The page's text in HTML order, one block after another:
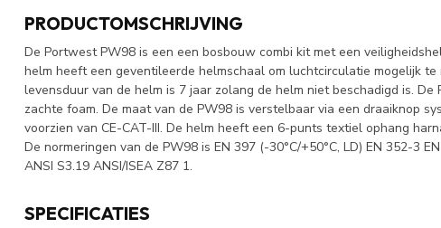
PRODUCTOMSCHRIJVING
De Portwest PW98 is een een bosbouw combi kit met een
helm heeft een geventileerde helmschaal om luchtcirculatie mogelijk
levensduur van de helm is 7 jaar zolang de helm niet beschadigd is.
zachte foam. De maat van de PW98 is verstelbaar via een draaiknop
voorzien van CE-CAT-III. De helm heeft een 6-punts textiel ophang
De normeringen van de PW98 is EN 397 (-30°C/+50°C, LD) EN 352-3
ANSI S3.19 ANSI/ISEA Z87 1.
SPECIFICATIES